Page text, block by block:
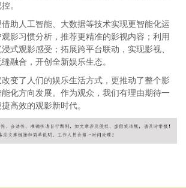
。
助人工智能、大数据等技术实现更智能化运
影习惯分析，推荐更精准的影视内容；利用
式观影感受；拓展跨平台联动，实现影视、
融合，开创全新娱乐生态。
变了人们的娱乐生活方式，更推动了整个影
化方向发展。作为观众，我们有理由期待一
高效的观影新时代。